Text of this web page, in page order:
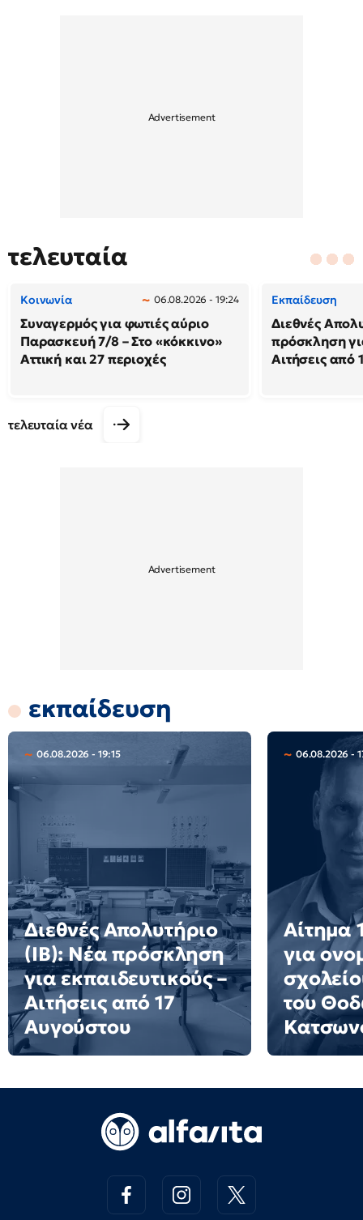
τελευταία
Κοινωνία 06.08.2026 - 19:24
Συναγερμός για φωτιές αύριο
Παρασκευή 7/8 – Στο «κόκκινο»
Αττική και 27 περιοχές
Εκπαίδευση
Διεθνές
πρόσκληση
Αιτήσεις από
τελευταία νέα
εκπαίδευση
06.08.2026 - 19:15
Διεθνές Απολυτήριο
(IB): Νέα πρόσκληση
για εκπαιδευτικούς –
Αιτήσεις από 17
Αυγούστου
06.08.2026 -
Αίτημα
για
του